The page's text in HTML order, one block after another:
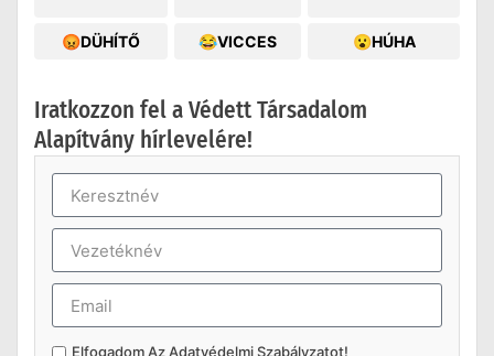
😡DÜHÍTŐ 😂VICCES 😮HÚHA
Iratkozzon fel a Védett Társadalom
Alapítvány hírlevelére!
Elfogadom AzAdatvédelmi Szabályzatot!